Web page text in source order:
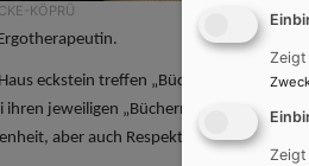
KÖPRÜ
eckstein treffen „Bücher“ und
ihren jeweiligen „Büchern“ eintragen.
aber auch Respekt vor
Zeigt
Zeigt